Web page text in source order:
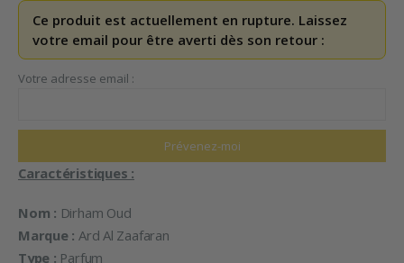
Ce produit est actuellement en rupture. Laissez
votre email pour être averti dès son retour :
Votre adresse email :
Caractéristiques :
Nom : Dirham Oud
Marque : Ard Al Zaafaran
Type : Parfum